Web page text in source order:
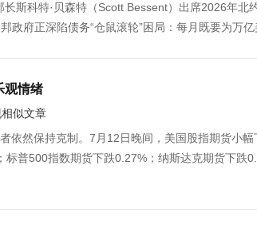
斯科特·贝森特（Scott Bessent）出席2026年北
府正深陷债务“仓鼠滚轮”困局：每月既要为万
观情绪
似文章
依然保持克制。7月12日晚间，美国股指期货小
普500指数期货下跌0.27%；纳斯达克期货下跌